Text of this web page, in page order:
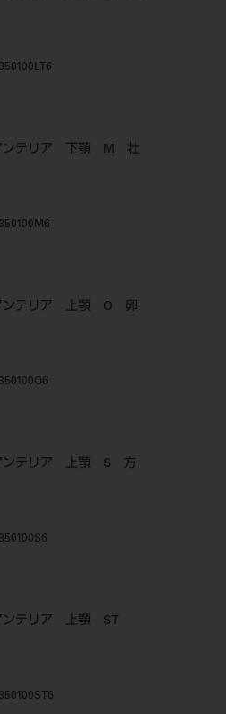
ンテリア 下顎 M 壮
ンテリア 上顎 O 卵
ンテリア 上顎 S 方
ンテリア 上顎 ST